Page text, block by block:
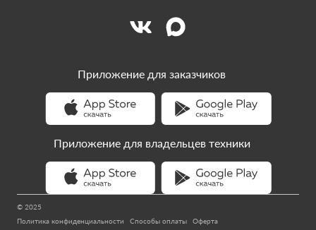
© 2025
Политика конфиденциальности
Способы оплаты Оферта
Приложение для заказчиков
Приложение для владельцев техники